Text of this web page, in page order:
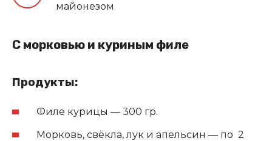
майонезом
С морковью и куриным филе
Продукты:
Филе курицы — 300 гр.
Морковь, свёкла, лук и апельсин — по 2